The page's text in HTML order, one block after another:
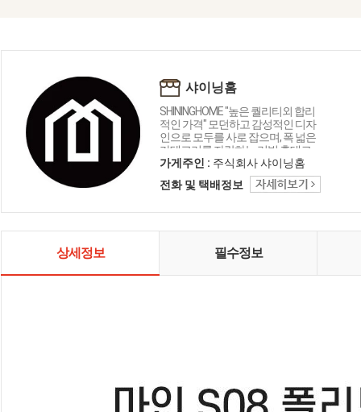
샤이닝홈
SHININGHOME "높은 퀄리티외 합리
적인 가격" 모던하고 감성적인 디자
인으로 모두를 사로 잡으며, 폭 넓은
카테고리를 자랑하는 리빙 홈데코
인테리어 샤이닝홈입니다.
가게주인 : 주식회사 샤이닝홈
전화 및 택배정보
상세정보 필수정보